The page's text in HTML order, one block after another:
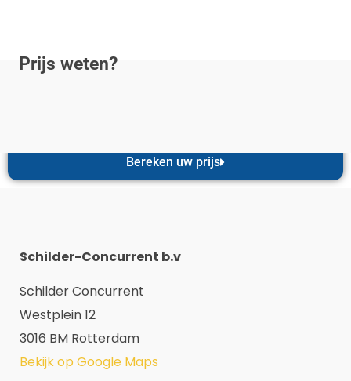
Prijs weten?
Bereken uw prijs
Schilder-Concurrent b.v
Schilder Concurrent
Westplein 12
3016 BM Rotterdam
Bekijk op Google Maps